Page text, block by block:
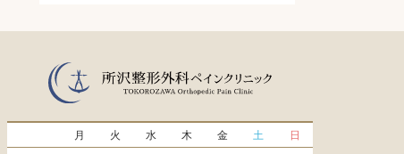
月 火 水 木 金 土
日